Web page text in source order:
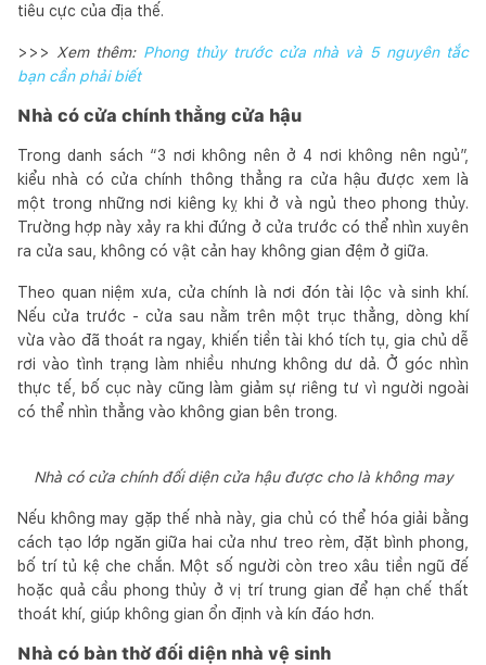
tiêu cực của địa thế.
>>> Xem thêm: Phong thủy trước cửa nhà và 5 nguyên tắc
bạn cần phải biết
Nhà có cửa chính thẳng cửa hậu
Trong danh sách “3 nơi không nên ở 4 nơi không nên ngủ”,
kiểu nhà có cửa chính thông thẳng ra cửa hậu được xem là
một trong những nơi kiêng kỵ khi ở và ngủ theo phong thủy.
Trường hợp này xảy ra khi đứng ở cửa trước có thể nhìn xuyên
ra cửa sau, không có vật cản hay không gian đệm ở giữa.
Theo quan niệm xưa, cửa chính là nơi đón tài lộc và sinh khí.
Nếu cửa trước - cửa sau nằm trên một trục thẳng, dòng khí
vừa vào đã thoát ra ngay, khiến tiền tài khó tích tụ, gia chủ dễ
rơi vào tình trạng làm nhiều nhưng không dư dả. Ở góc nhìn
thực tế, bố cục này cũng làm giảm sự riêng tư vì người ngoài
có thể nhìn thẳng vào không gian bên trong.
Nhà có cửa chính đối diện cửa hậu được cho là không may
Nếu không may gặp thế nhà này, gia chủ có thể hóa giải bằng
cách tạo lớp ngăn giữa hai cửa như treo rèm, đặt bình phong,
bố trí tủ kệ che chắn. Một số người còn treo xâu tiền ngũ đế
hoặc quả cầu phong thủy ở vị trí trung gian để hạn chế thất
thoát khí, giúp không gian ổn định và kín đáo hơn.
Nhà có bàn thờ đối diện nhà vệ sinh